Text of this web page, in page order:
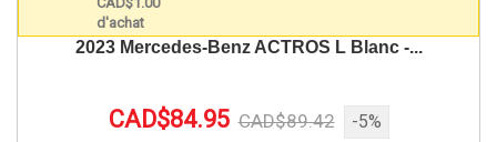
2023 Mercedes-Benz ACTROS L Blanc -...
CAD$84.95 CAD$89.42 -5%